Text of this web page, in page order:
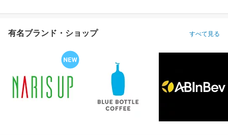
有名ブランド・ショップ すべて見る